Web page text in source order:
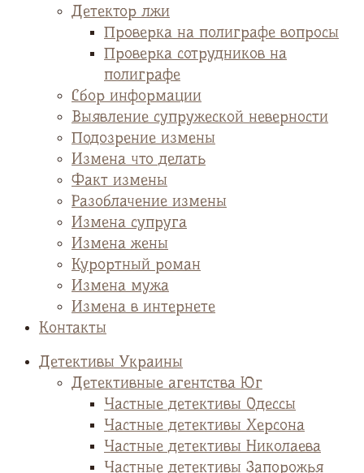
Детектор лжи
Проверка на полиграфе вопросы
Проверка сотрудников на
полиграфе
Сбор информации
Выявление супружеской неверности
Подозрение измены
Измена что делать
Факт измены
Разоблачение измены
Измена супруга
Измена жены
Курортный роман
Измена мужа
Измена в интернете
Контакты
Детективы Украины
Детективные агентства Юг
Частные детективы Одессы
Частные детективы Херсона
Частные детективы Николаева
Частные детективы Запорожья